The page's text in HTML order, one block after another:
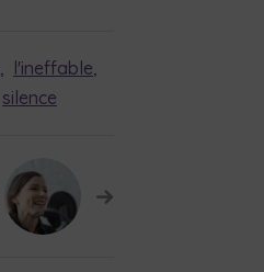
, l'ineffable,
silence